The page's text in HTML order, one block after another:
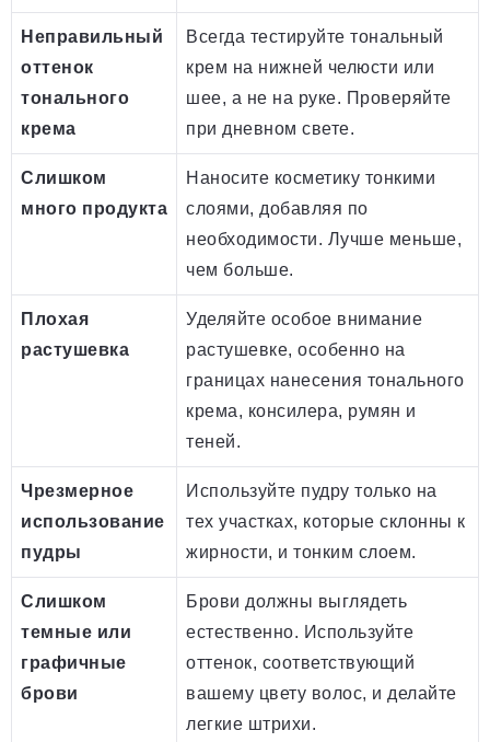
Неправильный
оттенок
тонального
крема
Всегда тестируйте тональный
крем на нижней челюсти или
шее, а не на руке. Проверяйте
при дневном свете.
Слишком
много продукта
Наносите косметику тонкими
слоями, добавляя по
необходимости. Лучше меньше,
чем больше.
Плохая
растушевка
Уделяйте особое внимание
растушевке, особенно на
границах нанесения тонального
крема, консилера, румян и
теней.
Чрезмерное
использование
пудры
Используйте пудру только на
тех участках, которые склонны к
жирности, и тонким слоем.
Слишком
темные или
графичные
брови
Брови должны выглядеть
естественно. Используйте
оттенок, соответствующий
вашему цвету волос, и делайте
легкие штрихи.